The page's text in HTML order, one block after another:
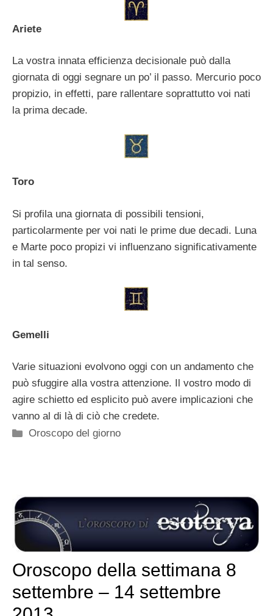
Ariete
La vostra innata efficienza decisionale può dalla
giornata di oggi segnare un po’ il passo. Mercurio poco
propizio, in effetti, pare rallentare soprattutto voi nati
la prima decade.
Toro
Si profila una giornata di possibili tensioni,
particolarmente per voi nati le prime due decadi. Luna
e Marte poco propizi vi influenzano significativamente
in tal senso.
Gemelli
Varie situazioni evolvono oggi con un andamento che
può sfuggire alla vostra attenzione. Il vostro modo di
agire schietto ed esplicito può avere implicazioni che
vanno al di là di ciò che credete.
Categorie
Oroscopo del giorno
Oroscopo della settimana 8
settembre – 14 settembre